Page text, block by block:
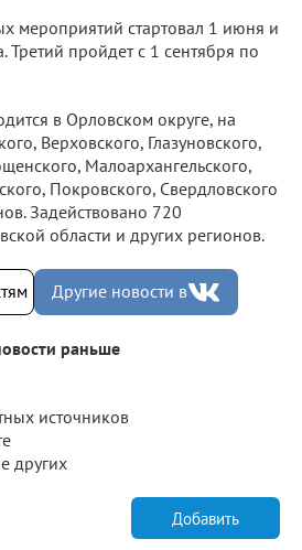
мероприятий стартовал 1 июня и
Третий пройдет с 1 сентября по
в Орловском округе, на
Верховского, Глазуновского,
Малоархангельского,
Покровского, Свердловского
Задействовано 720
области и других регионов.
Другие новости в
раньше
источников
других
Добавить